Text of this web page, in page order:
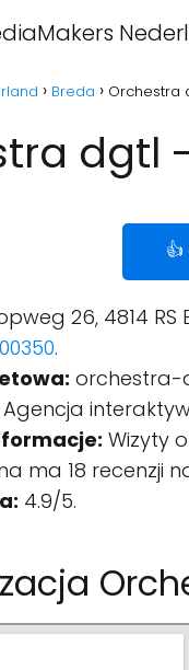
Breda Orchestra
dgtl
26, 4814 RS
.
orchestra-
Agencja
Wizyty
ma 18 recenzji
4.9/5.